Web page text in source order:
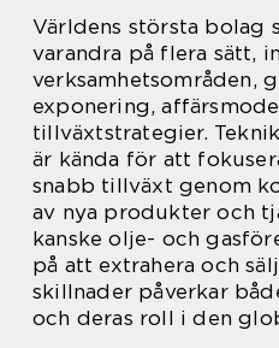
Världens största bolag
varandra på flera sätt,
verksamhetsområden,
exponering,
tillväxtstrategier.
är kända för att
snabb tillväxt genom
av nya produkter och
kanske olje- och
på att extrahera och
skillnader påverkar
och deras roll i den